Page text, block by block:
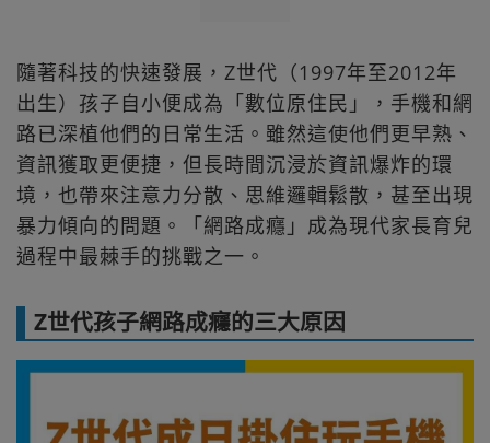
隨著科技的快速發展，Z世代（1997年至2012年
出生）孩子自小便成為「數位原住民」，手機和網
路已深植他們的日常生活。雖然這使他們更早熟、
資訊獲取更便捷，但長時間沉浸於資訊爆炸的環
境，也帶來注意力分散、思維邏輯鬆散，甚至出現
暴力傾向的問題。「網路成癮」成為現代家長育兒
過程中最棘手的挑戰之一。
Z世代孩子網路成癮的三大原因